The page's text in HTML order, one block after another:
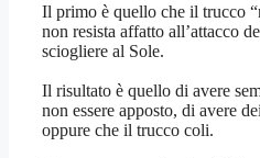
Il primo è quello che il trucco
non resista affatto all’attacco
sciogliere al Sole.
Il risultato è quello di avere
non essere apposto, di avere
oppure che il trucco coli.